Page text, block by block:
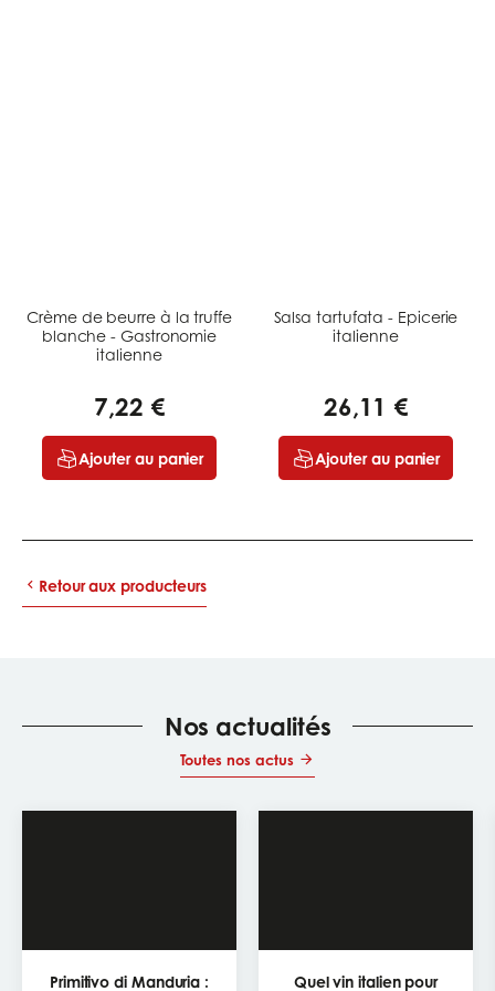
Crème de beurre à la truffe
blanche - Gastronomie
italienne
7,22 €
Ajouter au panier
Salsa tartufata - Epicerie
italienne
26,11 €
Ajouter au panier
Retour aux producteurs
Nos actualités
Toutes nos actus
Primitivo di Manduria :
Quel vin italien pour